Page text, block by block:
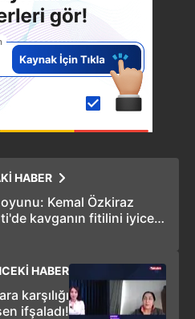
HABER
Kemal Özkiraz
kavganın fitilini iyice
HABER
karşılığı
ifşaladı!